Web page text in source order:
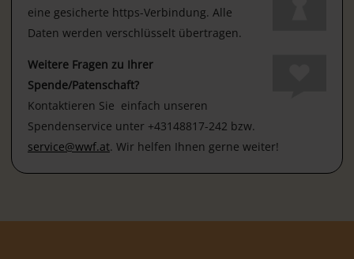
eine gesicherte https-Verbindung. Alle
Daten werden verschlüsselt übertragen.
Weitere Fragen zu Ihrer
Spende/Patenschaft?
Kontaktieren Sie einfach unseren
Spendenservice unter +43148817-242 bzw.
service@wwf.at. Wir helfen Ihnen gerne weiter!